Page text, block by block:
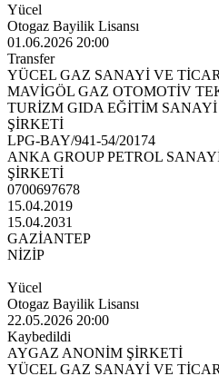
Yücel
Otogaz Bayilik Lisansı
01.06.2026 20:00
Transfer
YÜCEL GAZ SANAYİ VE
MAVİGÖL GAZ OTOMOTİV
TURİZM GIDA EĞİTİM
ŞİRKETİ
LPG-BAY/941-54/20174
ANKA GROUP PETROL
ŞİRKETİ
0700697678
15.04.2019
15.04.2031
GAZİANTEP
NİZİP
Yücel
Otogaz Bayilik Lisansı
22.05.2026 20:00
Kaybedildi
AYGAZ ANONİM ŞİRKETİ
YÜCEL GAZ SANAYİ VE